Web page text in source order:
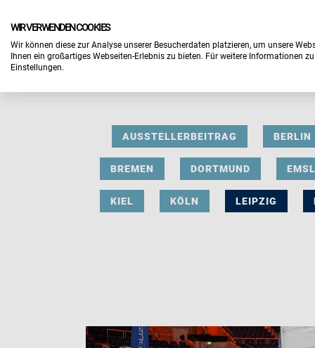
AUSSTELLERBEITRAG BERLIN
BREMEN DORTMUND
KIEL KÖLN LEIPZIG
WIR VERWENDEN COOKIES
Wir können diese zur Analyse unserer Besucherdaten platzieren, um unsere
Ihnen ein großartiges Webseiten-Erlebnis zu bieten. Für weitere Informationen
Einstellungen.